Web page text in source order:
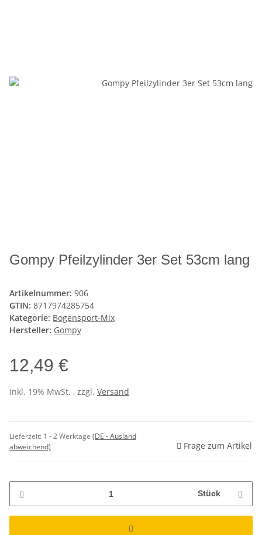
Gompy Pfeilzylinder 3er Set 53cm lang
Artikelnummer: 906
GTIN: 8717974285754
Kategorie: Bogensport-Mix
Hersteller: Gompy
12,49 €
inkl. 19% MwSt. , zzgl. Versand
Lieferzeit: 1 - 2 Werktage (DE - Ausland
abweichend)
Frage zum Artikel
Stück